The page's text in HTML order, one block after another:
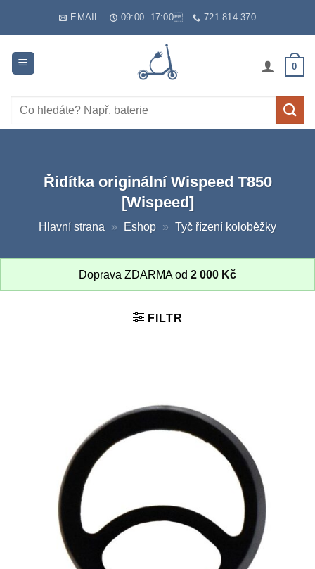
EMAIL 09:00 -17:00 721 814 370
0
Hledat:
Řidítka originální Wispeed T850
[Wispeed]
Hlavní strana » Eshop » Tyč řízení koloběžky
Doprava ZDARMA od 2 000 Kč
FILTR